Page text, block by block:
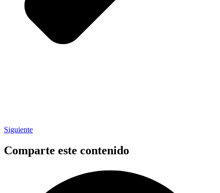
Siguiente
Comparte este contenido